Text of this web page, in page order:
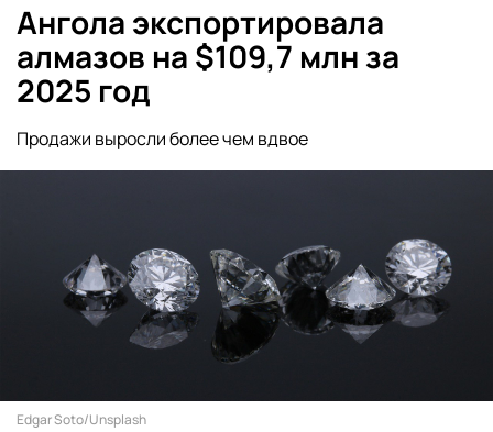
Ангола экспортировала
алмазов на $109,7 млн за
2025 год
Продажи выросли более чем вдвое
Edgar Soto/Unsplash